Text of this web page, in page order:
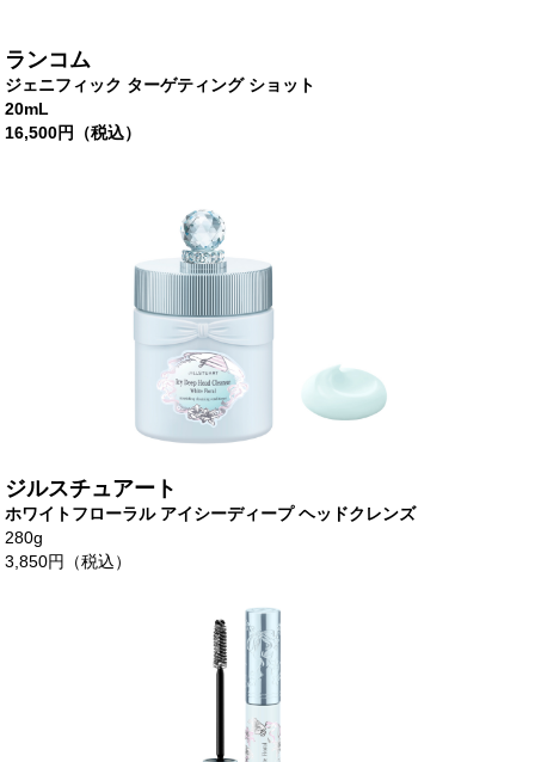
ランコム
ジェニフィック ターゲティング ショット
20mL
16,500円（税込）
ジルスチュアート
ホワイトフローラル アイシーディープ ヘッドクレンズ
280g
3,850円（税込）